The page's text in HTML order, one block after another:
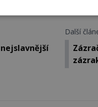
nejslavnější
Další